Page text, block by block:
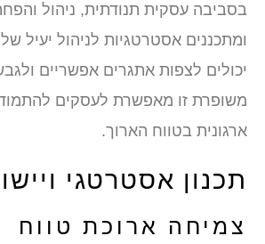
בסביבה עסקית תנודתית, ניהול
ומתכננים אסטרטגיות לניהול יעיל
יכולים לצפות אתגרים אפשריים
משופרת זו מאפשרת לעסקים
ארגונית בטווח הארוך.
תכנון אסטרטגי
צמיחה ארוכת טווח